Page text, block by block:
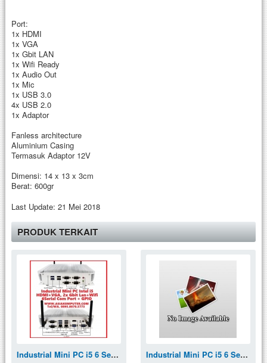
Port:
1x HDMI
1x VGA
1x Gbit LAN
1x Wifi Ready
1x Audio Out
1x Mic
1x USB 3.0
4x USB 2.0
1x Adaptor
Fanless architecture
Aluminium Casing
Termasuk Adaptor 12V
Dimensi: 14 x 13 x 3cm
Berat: 600gr
Last Update: 21 Mei 2018
PRODUK TERKAIT
Industrial Mini PC i5 6 Serial Comm Port GPIO Fanless MiniPC
Industrial Mini PC i5 6 Serial Comm Port GPIO Fanless MiniPC